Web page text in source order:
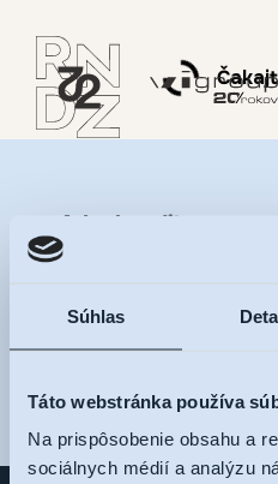
Súhlas
Táto webstránka používa
Na prispôsobenie obsahu a
sociálnych médií a analýzu
Nalaďte sa
a